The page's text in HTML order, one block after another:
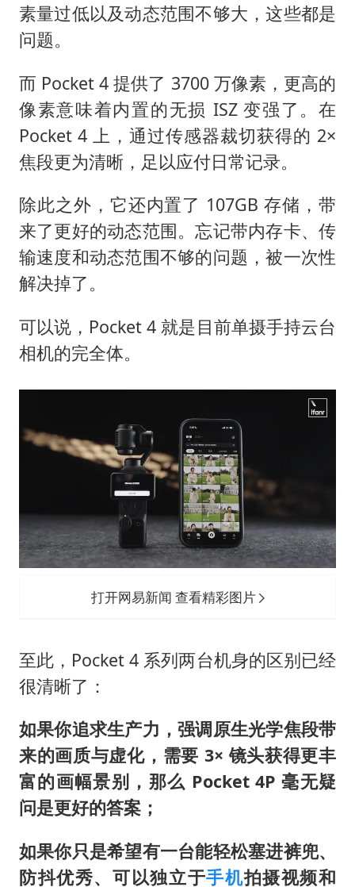
素量过低以及动态范围不够大，这些都是
问题。
而 Pocket 4 提供了 3700 万像素，更高的
像素意味着内置的无损 ISZ 变强了。在
Pocket 4 上，通过传感器裁切获得的 2×
焦段更为清晰，足以应付日常记录。
除此之外，它还内置了 107GB 存储，带
来了更好的动态范围。忘记带内存卡、传
输速度和动态范围不够的问题，被一次性
解决掉了。
可以说，Pocket 4 就是目前单摄手持云台
相机的完全体。
打开网易新闻 查看精彩图片
至此，Pocket 4 系列两台机身的区别已经
很清晰了：
如果你追求生产力，强调原生光学焦段带
来的画质与虚化，需要 3× 镜头获得更丰
富的画幅景别，那么 Pocket 4P 毫无疑
问是更好的答案；
如果你只是希望有一台能轻松塞进裤兜、
防抖优秀、可以独立于手机拍摄视频和